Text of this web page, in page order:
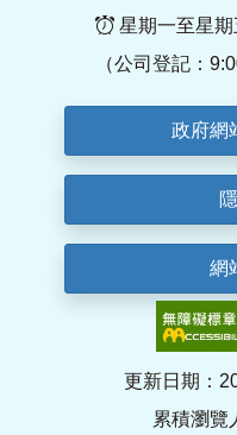
星期一至星
（公司登記：
政府網
網
更新日期：
累積瀏覽